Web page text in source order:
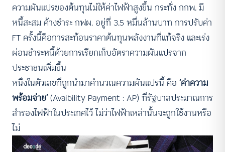
ความผันแปรของต้นทุนไม่ให้ค่าไฟฟ้าสูงขึ้น กระทั่ง กกพ. มี
หนี้สะสม ค้างชำระ กฟผ. อยู่ที่ 3.5 หมื่นล้านบาท การปรับค่า
FT ครั้งนี้คือการสะท้อนราคาต้นทุนพลังงานที่แท้จริง และเร่ง
ผ่อนชำระหนี้ด้วยการเรียกเก็บอัตราความผันแปรจาก
ประชาชนเพิ่มขึ้น
หนึ่งในตัวเลขที่ถูกนำมาคำนวณความผันแปรนี้ คือ ‘ค่าความ
พร้อมจ่าย’(Avaibility Payment : AP) ที่รัฐบาลประมาณการ
สำรองไฟฟ้าในประเทศไว้ ไม่ว่าไฟฟ้าเหล่านั้นจะถูกใช้งานหรือ
ไม่